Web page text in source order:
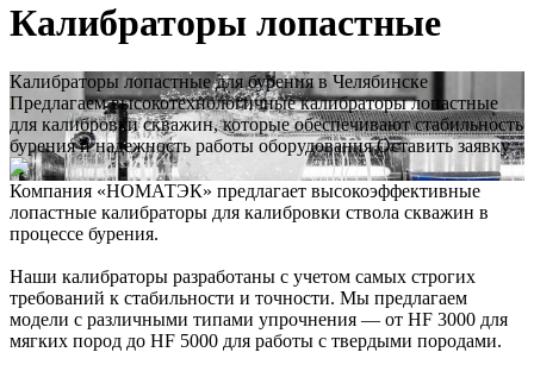
Калибраторы лопастные
Калибраторы лопастные для бурения в Челябинске
Предлагаем высокотехнологичные калибраторы лопастные
для калибровки скважин, которые обеспечивают стабильность
бурения и надежность работы оборудованияОставить заявку
Компания «НОМАТЭК» предлагает высокоэффективные
лопастные калибраторы для калибровки ствола скважин в
процессе бурения.
Наши калибраторы разработаны с учетом самых строгих
требований к стабильности и точности. Мы предлагаем
модели с различными типами упрочнения — от HF 3000 для
мягких пород до HF 5000 для работы с твердыми породами.